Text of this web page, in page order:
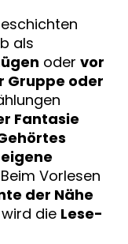
als
oder vor
Gruppe oder
Fantasie
Beim Vorlesen
der Nähe
die Lese-